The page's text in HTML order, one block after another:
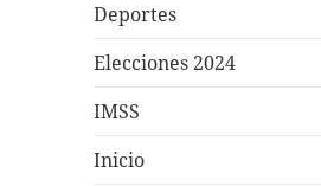
Deportes
Elecciones 2024
IMSS
Inicio